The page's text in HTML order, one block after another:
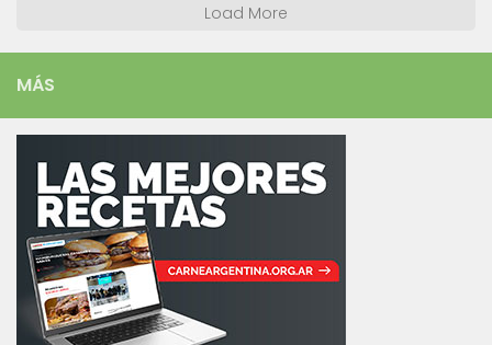
Load More
MÁS